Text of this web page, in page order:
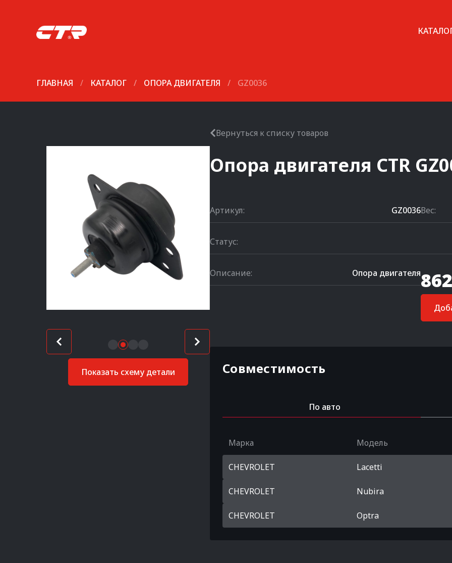
ГЛАВНАЯ / КАТАЛОГ / ОПОРА ДВИГАТЕЛЯ / GZ0036
Показать схему детали
Вернуться к списку товаров
Опора двигателя CTR
Артикул: GZ0036Вес:
Статус:
Описание: Опора двигателя
Совместимость
По авто
Марка Модель
CHEVROLET Lacetti
CHEVROLET Nubira
CHEVROLET Optra